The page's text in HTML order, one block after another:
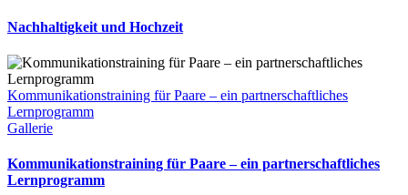
Nachhaltigkeit und Hochzeit
Kommunikationstraining für Paare – ein partnerschaftliches
Lernprogramm
Gallerie
Kommunikationstraining für Paare – ein partnerschaftliches
Lernprogramm